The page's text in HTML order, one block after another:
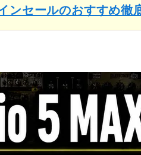
ンセールのおすすめ徹